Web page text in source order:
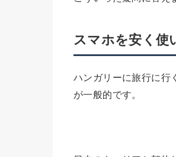
スマホを安く使
ハンガリーに旅行に行
が一般的です。